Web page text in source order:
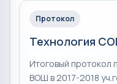
Протокол
Технология
Итоговый протокол
ВОШ в 2017-2018